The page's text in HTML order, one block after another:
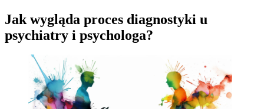
Jak wygląda proces diagnostyki u
psychiatry i psychologa?